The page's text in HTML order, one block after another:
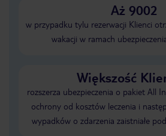
Aż 9002
w przypadku tylu rezerwacji Klienci
wakacji w ramach
Większość
rozszerza ubezpieczenia o pakiet All
ochrony od kosztów leczenia i
wypadków o zdarzenia zaistniałe